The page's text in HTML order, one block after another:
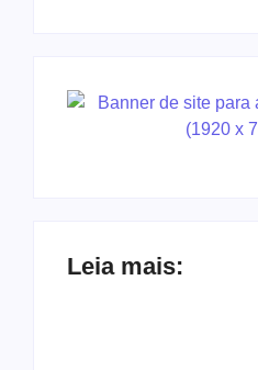
Leia mais: